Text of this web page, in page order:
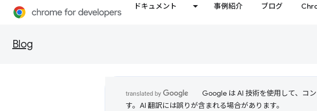
ドキュメント 事例紹介 ブログ
Blog
Google は AI 技術を使用して、コ
す。AI 翻訳には誤りが含まれる場合があります。